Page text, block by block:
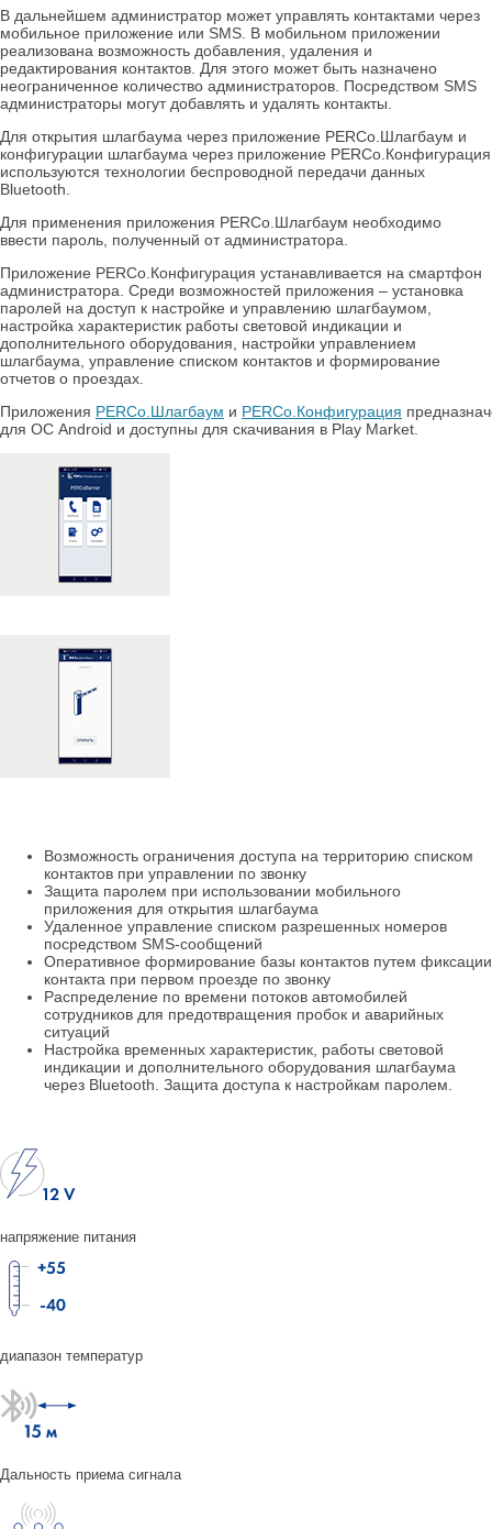
В дальнейшем администратор может управлять контактами через
мобильное приложение или SMS. В мобильном приложении
реализована возможность добавления, удаления и
редактирования контактов. Для этого может быть назначено
неограниченное количество администраторов. Посредством SMS
администраторы могут добавлять и удалять контакты.
Для открытия шлагбаума через приложение PERCo.Шлагбаум и
конфигурации шлагбаума через приложение PERCo.Конфигурация
используются технологии беспроводной передачи данных
Bluetooth.
Для применения приложения PERCo.Шлагбаум необходимо
ввести пароль, полученный от администратора.
Приложение PERCo.Конфигурация устанавливается на смартфон
администратора. Среди возможностей приложения – установка
паролей на доступ к настройке и управлению шлагбаумом,
настройка характеристик работы световой индикации и
дополнительного оборудования, настройки управлением
шлагбаума, управление списком контактов и формирование
отчетов о проездах.
Приложения PERCo.Шлагбаум и PERCo.Конфигурация
для ОС Android и доступны для скачивания в Play Market.
Возможность ограничения доступа на территорию списком
контактов при управлении по звонку
Защита паролем при использовании мобильного
приложения для открытия шлагбаума
Удаленное управление списком разрешенных номеров
посредством SMS-сообщений
Оперативное формирование базы контактов путем фиксации
контакта при первом проезде по звонку
Распределение по времени потоков автомобилей
сотрудников для предотвращения пробок и аварийных
ситуаций
Настройка временных характеристик, работы световой
индикации и дополнительного оборудования шлагбаума
через Bluetooth. Защита доступа к настройкам паролем.
напряжение питания
диапазон температур
Дальность приема сигнала